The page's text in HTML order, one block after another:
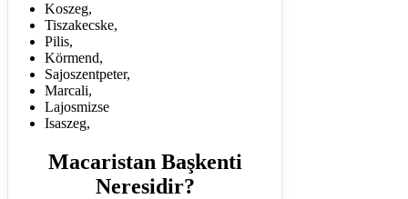
Koszeg,
Tiszakecske,
Pilis,
Körmend,
Sajoszentpeter,
Marcali,
Lajosmizse
Isaszeg,
Macaristan Başkenti
Neresidir?